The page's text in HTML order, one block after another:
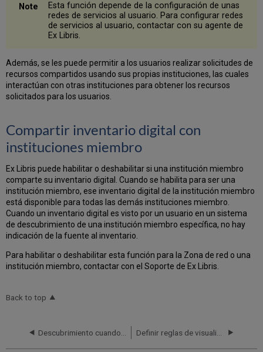
Esta función depende de la configuración de unas
redes de servicios al usuario. Para configurar redes
de servicios al usuario, contactar con su agente de
Ex Libris.
Además, se les puede permitir a los usuarios realizar solicitudes de
recursos compartidos usando sus propias instituciones, las cuales
interactúan con otras instituciones para obtener los recursos
solicitados para los usuarios.
Compartir inventario digital con
instituciones miembro
Ex Libris puede habilitar o deshabilitar si una institución miembro
comparte su inventario digital. Cuando se habilita para ser una
institución miembro, ese inventario digital de la institución miembro
está disponible para todas las demás instituciones miembro.
Cuando un inventario digital es visto por un usuario en un sistema
de descubrimiento de una institución miembro específica, no hay
indicación de la fuente al inventario.
Para habilitar o deshabilitar esta función para la Zona de red o una
institución miembro, contactar con el Soporte de Ex Libris.
Back to top